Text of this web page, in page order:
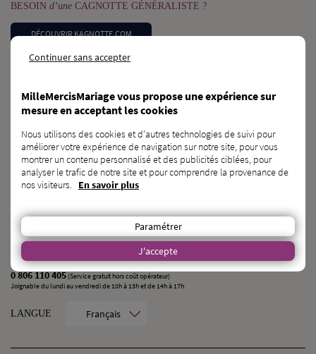
BESOIN d’une CAGNOTTE GÉNÉRALISTE ?
DÉCOUVRIR KAGNOTTE.COM
INSCRIVEZ-VOUS SUR L’ANNUAIRE
VOUS CONNAISSEZdesFUTURS MARIÉS ?
PARLEZ-LEUR DE NOUS !
MilleMercisMariage - Société M Pour Toujours :
21, Rue Mercière - 69002 Lyon
contact@millemercismariage.com
0 806 110 405 (Service gratuit hors coût opérateur)
Joignable du lundi au vendredi de 10h à 13h et de 14h à 17h
LANGUE Français
Continuer sans accepter
MilleMercisMariage vous propose une expérience sur
mesure en acceptant les cookies
Nous utilisons des cookies et d'autres technologies de suivi pour
améliorer votre expérience de navigation sur notre site, pour vous
montrer un contenu personnalisé et des publicités ciblées, pour
analyser le trafic de notre site et pour comprendre la provenance de
nos visiteurs. En savoir plus
Paramétrer
J'accepte